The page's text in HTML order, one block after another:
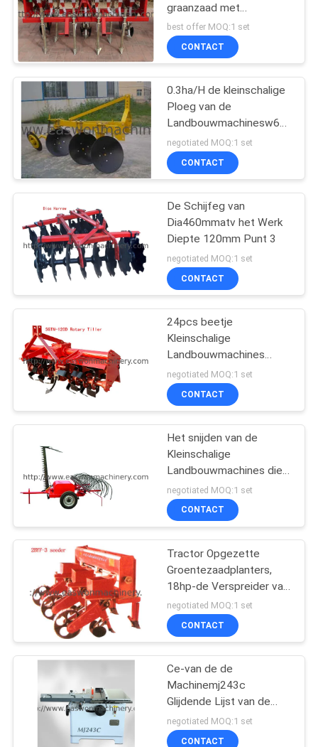
SITEMAP
PRIVACY
POLICY
De Machine van het
houtbewerkingsmalen
Houtbewerkings Een
tapgat makende in
Machine
13
De Machine van de
De Cabine van de
houtbewerkingsnevel
graanzaad met
Meststof, D50mm die
Één Planter van het
Rijzaad zaaien
best offer MOQ:1 set
CONTACT
0.3ha/H de kleinschalige
Ploeg van de
Landbouwmachinesw600mm
Opgezette Schijf
negotiated MOQ:1 set
CONTACT
De Schijfeg van
Dia460mmatv het Werk
Diepte 120mm Punt 3
negotiated MOQ:1 set
CONTACT
24pcs beetje
Kleinschalige
Landbouwmachines
15hp 3 Punt Roterende
Uitloper
negotiated MOQ:1 set
CONTACT
Het snijden van de
Kleinschalige
Landbouwmachines die
van W1.4m W1.4m-de
Snijmachine van het
Landbouwgras harken
negotiated MOQ:1 set
CONTACT
Tractor Opgezette
Groentezaadplanters,
18hp-de Verspreider van
de Landbouwmeststof
negotiated MOQ:1 set
CONTACT
Ce-van de de
Machinemj243c
Glijdende Lijst van de
HoutbewerkingsLintzaag
de Cirkelzaagmachine
negotiated MOQ:1 set
CONTACT